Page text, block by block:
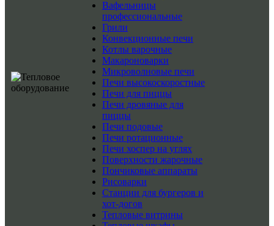
Вафельницы
профессиональные
Грили
Конвекционные печи
Котлы варочные
Макароноварки
Микроволновые печи
Печи высокоскоростные
Печи для пиццы
Печи дровяные для
пиццы
Печи подовые
Печи ротационные
Печи хоспер на углях
Поверхности жарочные
Пончиковые аппараты
Рисоварки
Станции для бургеров и
хот-догов
Тепловые витрины